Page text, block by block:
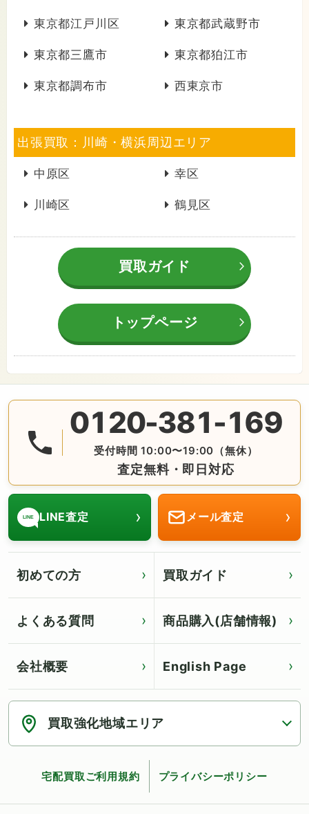
東京都江戸川区 東京都武蔵野市
東京都三鷹市 東京都狛江市
東京都調布市 西東京市
出張買取：川崎・横浜周辺エリア
中原区 幸区
川崎区 鶴見区
買取ガイド
トップページ
0120-381-169
受付時間 10:00〜19:00（無休）
査定無料・即日対応
無料の電話査定・見積もり お問合せは番号をタップ♪
LINE LINE査定 › メール査定 ›
初めての方 買取ガイド
よくある質問 商品購入(店舗情報)
会社概要 English Page
Click for English page
買取強化地域エリア
宅配買取ご利用規約 プライバシーポリシー